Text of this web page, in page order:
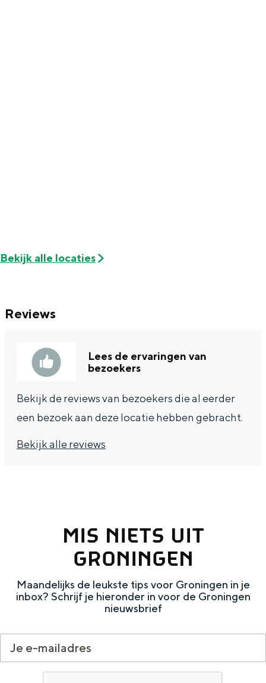
Bekijk alle locaties
Reviews
Lees de ervaringen van
bezoekers
Bekijk de reviews van bezoekers die al eerder
een bezoek aan deze locatie hebben gebracht.
Bekijk alle reviews
MIS NIETS UIT
GRONINGEN
Maandelijks de leukste tips voor Groningen in je
inbox? Schrijf je hieronder in voor de Groningen
nieuwsbrief